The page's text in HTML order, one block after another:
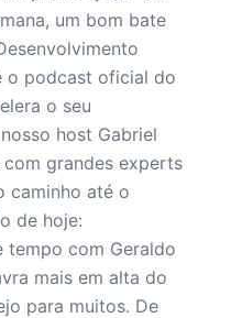
um bom bate
o podcast oficial do
o seu
host Gabriel
com grandes experts
caminho até o
de hoje:
tempo com Geraldo
mais em alta do
para muitos. De